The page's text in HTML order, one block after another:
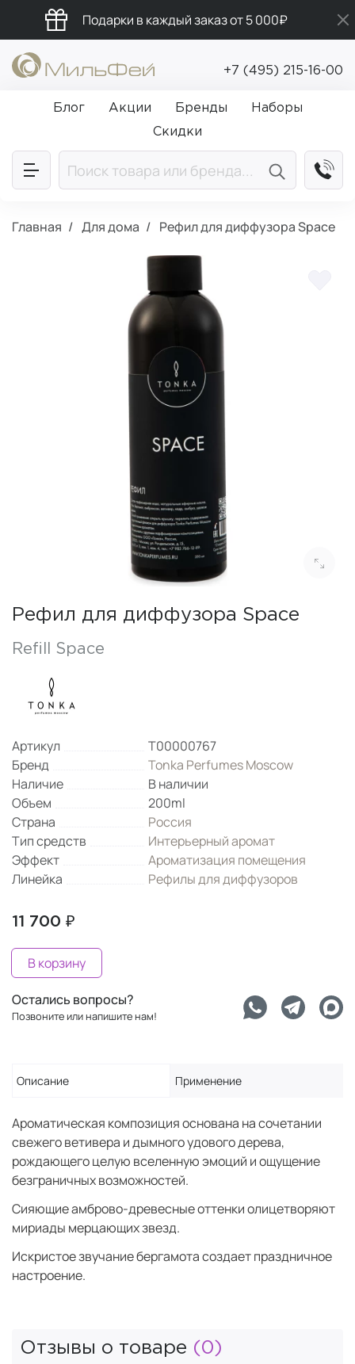
Подарки в каждый заказ от 5 000₽
Промокод ПРИВЕТ
Бесплатная доставка от 5 000₽
+7 (495) 215-16-00
Блог Акции Бренды
Наборы
Скидки
Главная Для дома Рефил для диффузора Space
Рефил для диффузора Space
Refill Space
Артикул
Т00000767
Бренд
Tonka Perfumes Moscow
Наличие
В наличии
Объем
200ml
Страна
Россия
Тип средств
Интерьерный аромат
Эффект
Ароматизация помещения
Линейка
Рефилы для диффузоров
11 700 ₽
В корзину
Остались вопросы?
Позвоните или напишите нам!
Описание Применение
Ароматическая композиция основана на сочетании
свежего ветивера и дымного удового дерева,
рождающего целую вселенную эмоций и ощущение
безграничных возможностей.
Сияющие амброво-древесные оттенки олицетворяют
мириады мерцающих звезд.
Искристое звучание бергамота создает праздничное
настроение.
Отзывы о товаре (0)